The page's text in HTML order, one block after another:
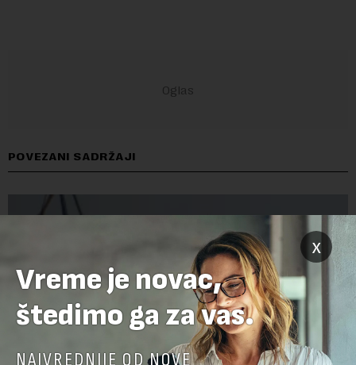
POVEZANI SADRŽAJI
x
Vreme je novac,
štedimo ga za vas.
NAJVREDNIJE OD NOVE